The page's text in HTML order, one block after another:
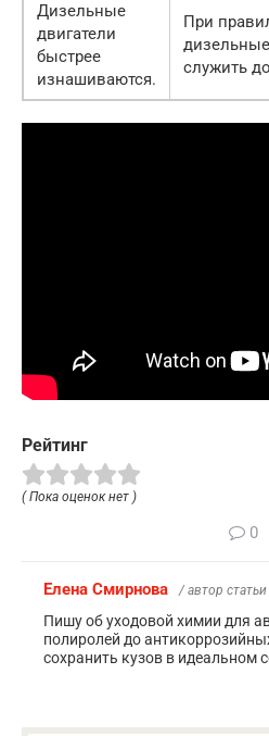
Дизельные
двигатели
быстрее
изнашиваются.
При
служить
Рейтинг
( Пока оценок нет )
0
Елена Смирнова / автор статьи
Пишу об уходовой химии для
полиролей до
сохранить кузов в идеальном